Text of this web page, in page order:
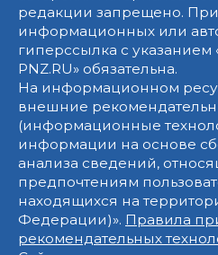
редакции запрещено.
информационных или
гиперссылка с указанием
PNZ.RU» обязательна.
На информационном
внешние
(информационные
информации на основе
анализа сведений,
предпочтениям
находящихся на
Федерации)». Правила
рекомендательных